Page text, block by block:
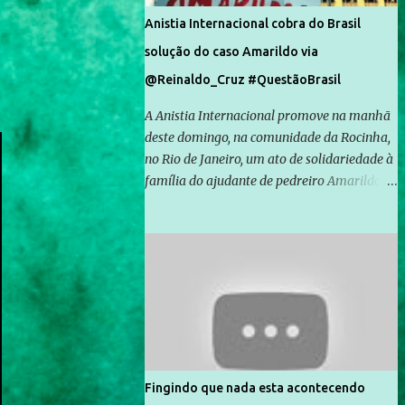
Anistia Internacional cobra do Brasil
solução do caso Amarildo via
@Reinaldo_Cruz #QuestãoBrasil
A Anistia Internacional promove na manhã
deste domingo, na comunidade da Rocinha,
no Rio de Janeiro, um ato de solidariedade à
família do ajudante de pedreiro Amarildo de
Rocinha. A assessora de Direitos Humanos
da Anistia Internacional, Renata Neder, disse
à Agência Brasil que ações e atividades de
mobilização são feitas normalmente pela
organização não governamental. As ações
de solidariedade são promovidas em apoio
Fingindo que nada esta acontecendo